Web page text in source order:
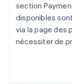
section
disponibles
via la page des
nécessiter de